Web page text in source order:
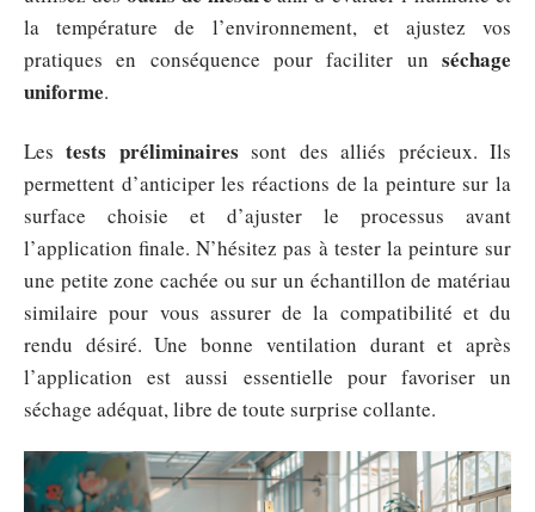
la température de l’environnement, et ajustez vos
pratiques en conséquence pour faciliter un séchage
uniforme.
Lestests préliminaires sont des alliés précieux. Ils
permettent d’anticiper les réactions de la peinture sur la
surface choisie et d’ajuster le processus avant
l’application finale. N’hésitez pas à tester la peinture sur
une petite zone cachée ou sur un échantillon de matériau
similaire pour vous assurer de la compatibilité et du
rendu désiré. Une bonne ventilation durant et après
l’application est aussi essentielle pour favoriser un
séchage adéquat, libre de toute surprise collante.